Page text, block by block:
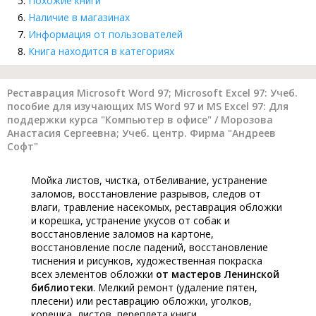
Наличие в магазинах
Информация от пользователей
Книга находится в категориях
Реставрация Microsoft Word 97; Microsoft Excel 97: Учеб.
пособие для изучающих MS Word 97 и MS Excel 97: Для
поддержки курса "Компьютер в офисе" / Морозова
Анастасия Сергеевна; Учеб. центр. Фирма "Андреев
Софт"
Мойка листов, чистка, отбеливание, устранение
заломов, восстановление разрывов, следов от
влаги, травление насекомых, реставрация обложки
и корешка, устранение укусов от собак и
восстановление заломов на картоне,
восстановление после падений, восстановление
тиснения и рисунков, художественная покраска
всех элементов обложки от мастеров Ленинской
библиотеки. Мелкий ремонт (удаление пятен,
плесени) или реставрацию обложки, уголков,